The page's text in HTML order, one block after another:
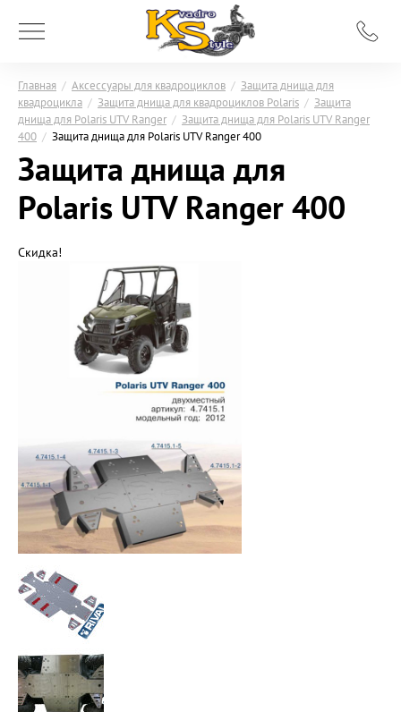
Главная / Аксессуары для квадроциклов / Защита днища для
квадроцикла / Защита днища для квадроциклов Polaris / Защита
днища для Polaris UTV Ranger / Защита днища для Polaris UTV Ranger
400 / Защита днища для Polaris UTV Ranger 400
Защита днища для
Polaris UTV Ranger 400
Скидка!